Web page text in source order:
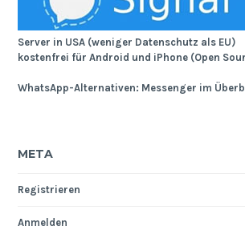
Server in USA (weniger Datenschutz als EU)
kostenfrei für Android und iPhone (Open
WhatsApp-Alternativen: Messenger im
META
Registrieren
Anmelden